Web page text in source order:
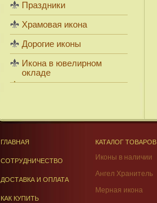
Праздники
Храмовая икона
Дорогие иконы
Икона в ювелирном
окладе
ГЛАВНАЯ
СОТРУДНИЧЕСТВО
ДОСТАВКА И ОПЛАТА
КАК КУПИТЬ
КАТАЛОГ ТОВАРОВ
Иконы в наличии
Ангел Хранитель
Мерная икона